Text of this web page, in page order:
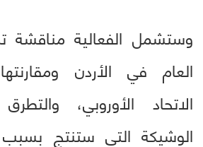
وستشمل الفعالية مناقشة
العام في الأردن
الاتحاد الأوروبي،
الوشيكة التي ستنتج